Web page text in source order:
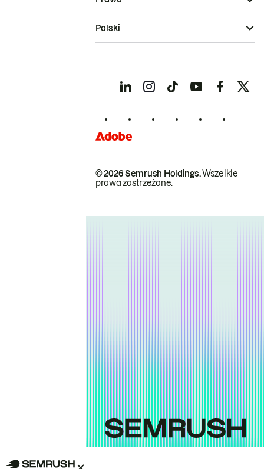
© 2026 Semrush Holdings.Wszelkie
prawa zastrzeżone.
Polski